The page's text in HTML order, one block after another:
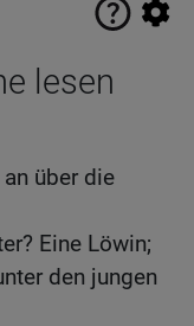
lesen
über die
Eine Löwin;
den jungen